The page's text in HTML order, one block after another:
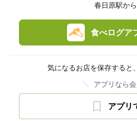
春日原駅か
食べログア
気になるお店を保存すると
アプリなら
アプリ